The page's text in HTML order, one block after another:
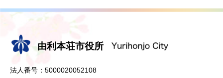
由利本荘市役所
法人番号：5000020052108